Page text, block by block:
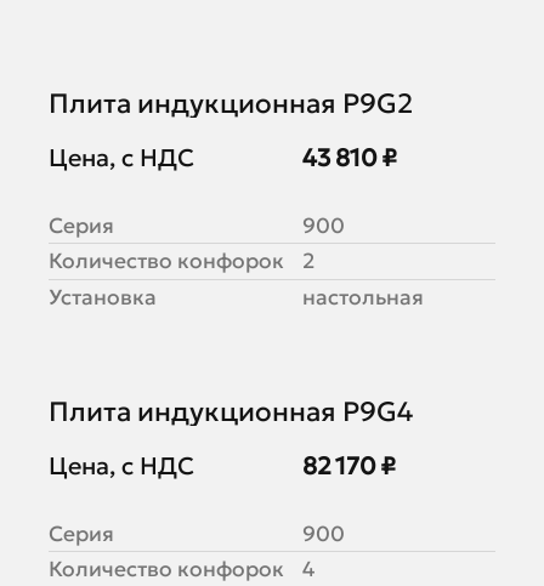
Плита индукционная P9G2
Цена, с НДС 43 810 ₽
Серия
900
Количество конфорок
2
Установка
настольная
Плита индукционная P9G4
Цена, с НДС 82 170 ₽
Серия
900
Количество конфорок
4